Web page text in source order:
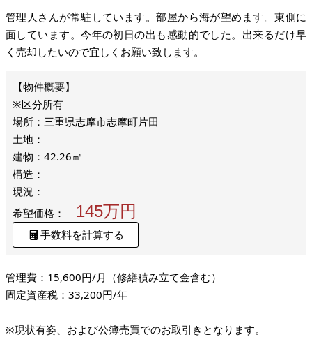
管理人さんが常駐しています。部屋から海が望めます。東側に
面しています。今年の初日の出も感動的でした。出来るだけ早
く売却したいので宜しくお願い致します。
※区分所有
場所：三重県志摩市志摩町片田
土地：
建物：42.26㎡
構造：
現況：
希望価格：
145万円
手数料を計算する
管理費：15,600円/月（修繕積み立て金含む）
固定資産税：33,200円/年
※現状有姿、および公簿売買でのお取引きとなります。